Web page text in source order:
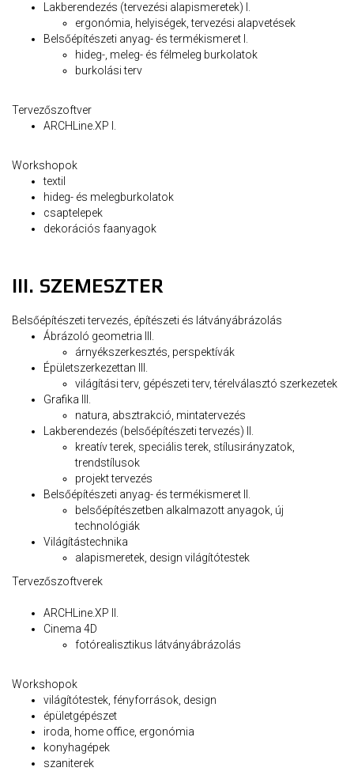
Lakberendezés (tervezési alapismeretek) I.
ergonómia, helyiségek, tervezési alapvetések
Belsőépítészeti anyag- és termékismeret I.
hideg-, meleg- és félmeleg burkolatok
burkolási terv
Tervezőszoftver
ARCHLine.XP I.
Workshopok
textil
hideg- és melegburkolatok
csaptelepek
dekorációs faanyagok
III. SZEMESZTER
Belsőépítészeti tervezés, építészeti és látványábrázolás
Ábrázoló geometria III.
árnyékszerkesztés, perspektívák
Épületszerkezettan III.
világítási terv, gépészeti terv, térelválasztó szerkezetek
Grafika III.
natura, absztrakció, mintatervezés
Lakberendezés (belsőépítészeti tervezés) II.
kreatív terek, speciális terek, stílusirányzatok,
trendstílusok
projekt tervezés
Belsőépítészeti anyag- és termékismeret II.
belsőépítészetben alkalmazott anyagok, új
technológiák
Világítástechnika
alapismeretek, design világítótestek
Tervezőszoftverek
ARCHLine.XP II.
Cinema 4D
fotórealisztikus látványábrázolás
Workshopok
világítótestek, fényforrások, design
épületgépészet
iroda, home office, ergonómia
konyhagépek
szaniterek